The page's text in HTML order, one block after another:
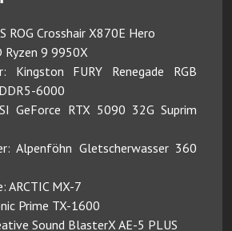
ROG Crosshair X870E Hero
Ryzen 9 9950X
Kingston FURY Renegade RGB
6000
GeForce RTX 5090 32G Suprim
Alpenföhn Gletscherwasser 360
ARCTIC MX-7
Prime TX-1600
Sound BlasterX AE-5 PLUS